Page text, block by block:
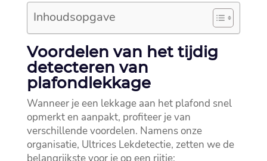
Inhoudsopgave
Voordelen van het tijdig
detecteren van
plafondlekkage
Wanneer je een lekkage aan het plafond snel
opmerkt en aanpakt, profiteer je van
verschillende voordelen.​ Namens onze
organisatie, Ultrices Lekdetectie, zetten we de